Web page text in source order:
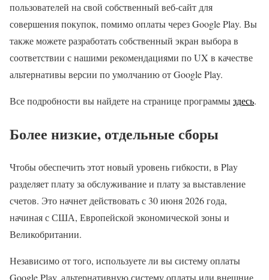
пользователей на свой собственный веб-сайт для
совершения покупок, помимо оплаты через Google Play. Вы
также можете разработать собственный экран выбора в
соответствии с нашими рекомендациями по UX в качестве
альтернативы версии по умолчанию от Google Play.
Все подробности вы найдете на странице программыздесь.
Более низкие, отдельные сборы
Чтобы обеспечить этот новый уровень гибкости, в Play
разделяет плату за обслуживание и плату за выставление
счетов. Это начнет действовать с 30 июня 2026 года,
начиная с США, Европейской экономической зоны и
Великобритании.
Независимо от того, используете ли вы систему оплаты
Google Play, альтернативную систему оплаты или внешние